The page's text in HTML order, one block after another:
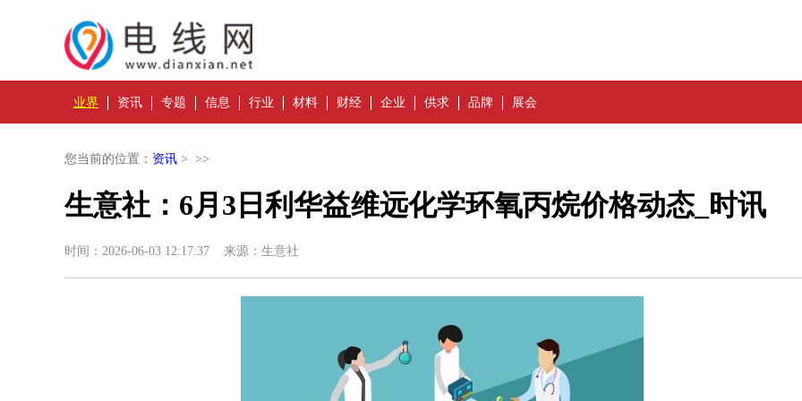
业界 资讯 专题 信息 行业 材料 财经 企业 供求 品牌 展会
您当前的位置： 资讯 > >>
生意社：6月3日利华益维远化学环氧丙烷价格动态_时讯
时间：2026-06-03 12:17:37 来源：生意社